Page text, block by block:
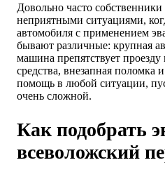
Довольно часто
неприятными ситуациями,
автомобиля с применением
бывают различные: крупная
машина препятствует
средства, внезапная
помощь в любой ситуации,
очень сложной.
Как подобрать
всеволожский